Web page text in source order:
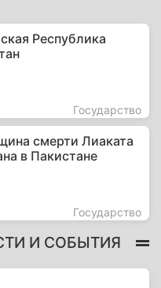
Республика
Государство
смерти Лиаката
в Пакистане
Государство
И СОБЫТИЯ